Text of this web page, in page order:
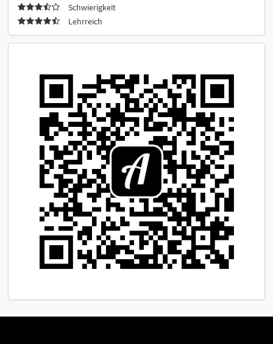
Schwierigkeit
Lehrreich